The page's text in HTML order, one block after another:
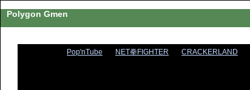
Polygon Gmen
Pop'nTube NET拳FIGHTER CRACKERLAND